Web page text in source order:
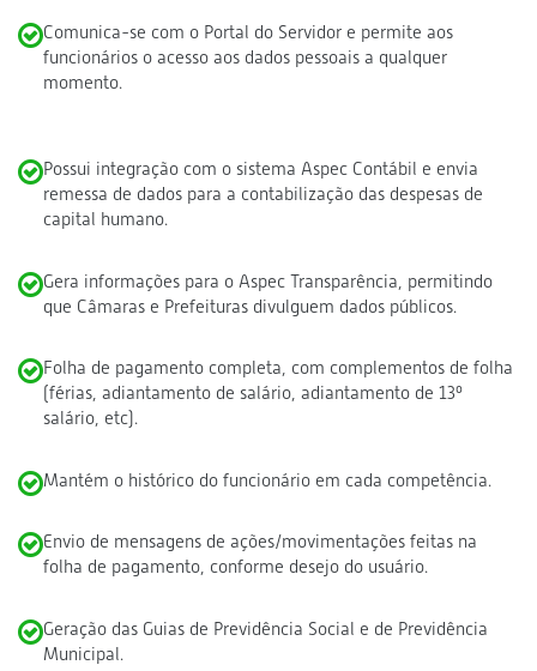
Comunica-se com o Portal do Servidor e permite aos
funcionários o acesso aos dados pessoais a qualquer
momento.
Possui integração com o sistema Aspec Contábil e envia
remessa de dados para a contabilização das despesas de
capital humano.
Gera informações para o Aspec Transparência, permitindo
que Câmaras e Prefeituras divulguem dados públicos.
Folha de pagamento completa, com complementos de folha
(férias, adiantamento de salário, adiantamento de 13º
salário, etc).
Mantém o histórico do funcionário em cada competência.
Envio de mensagens de ações/movimentações feitas na
folha de pagamento, conforme desejo do usuário.
Geração das Guias de Previdência Social e de Previdência
Municipal.